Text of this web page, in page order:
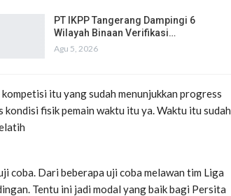
PT IKPP Tangerang Dampingi 6
Wilayah Binaan Verifikasi…
Agu 5, 2026
itu yang sudah menunjukkan progress
fisik pemain waktu itu ya. Waktu itu sudah
coba. Dari beberapa uji coba melawan tim Liga
Tentu ini jadi modal yang baik bagi Persita